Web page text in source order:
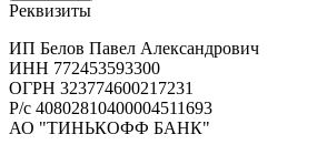
Реквизиты
ИП Белов Павел Александрович
ИНН 772453593300
ОГРН 323774600217231
Р/с 40802810400004511693
АО "ТИНЬКОФФ БАНК"